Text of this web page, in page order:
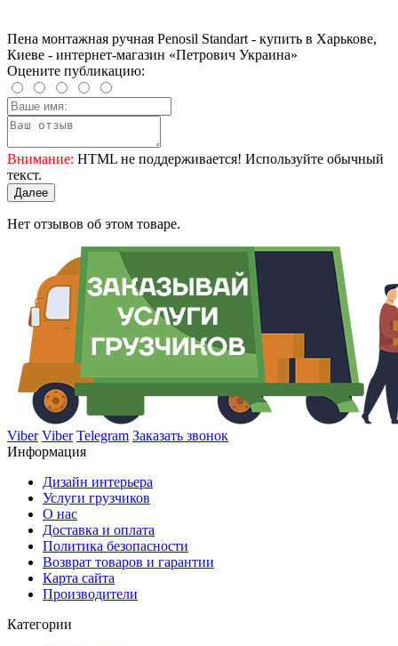
Пена монтажная ручная Penosil Standart - купить в Харькове,
Киеве - интернет-магазин «Петрович Украина»
Оцените публикацию:
Внимание: HTML не поддерживается! Используйте обычный
текст.
Далее
Нет отзывов об этом товаре.
Viber Viber Telegram Заказать звонок
Информация
Дизайн интерьера
Услуги грузчиков
О нас
Доставка и оплата
Политика безопасности
Возврат товаров и гарантии
Карта сайта
Производители
Категории